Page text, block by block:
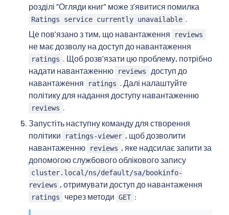
розділі “Огляди книг” може зʼявитися помилка
Ratings service currently unavailable
Це повʼязано з тим, що навантаження
reviews
не має дозволу на доступ до навантаження
ratings . Щоб розвʼязати цю проблему, потрібно
надати навантаженню
reviews
доступ до
навантаження
ratings . Далі налаштуйте
політику для надання доступу навантаженню
reviews .
Запустіть наступну команду для створення
політики
ratings-viewer , щоб дозволити
навантаженню
reviews , яке надсилає запити за
допомогою службового облікового запису
cluster.local/ns/default/sa/bookinfo-
reviews , отримувати доступ до навантаження
ratings через методи GET :